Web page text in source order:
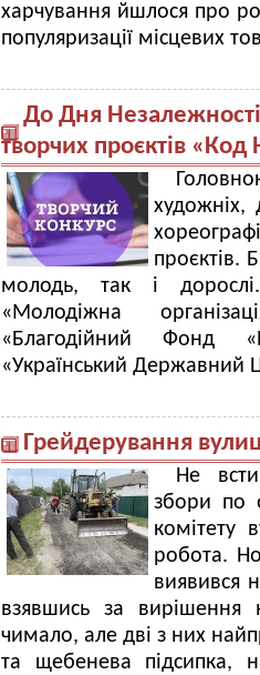
харчування йшлося про
популяризації місцевих
До Дня Незалежності
творчих проєктів «Код
художніх,
проєктів.
молодь, так і
«Молодіжна
«Благодійний Фонд
«Український Державний
Грейдерування
Не
збори по
комітету
робота.
виявився
взявшись за вирішення
чимало, але дві з них
та щебенева підсипка,